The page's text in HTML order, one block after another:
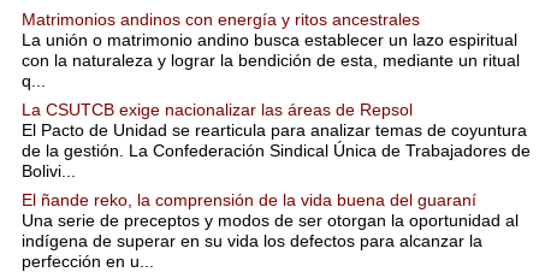
Matrimonios andinos con energía y ritos ancestrales
La unión o matrimonio andino busca establecer un lazo espiritual
con la naturaleza y lograr la bendición de esta, mediante un ritual
q...
La CSUTCB exige nacionalizar las áreas de Repsol
El Pacto de Unidad se rearticula para analizar temas de coyuntura
de la gestión. La Confederación Sindical Única de Trabajadores de
Bolivi...
El ñande reko, la comprensión de la vida buena del guaraní
Una serie de preceptos y modos de ser otorgan la oportunidad al
indígena de superar en su vida los defectos para alcanzar la
perfección en u...